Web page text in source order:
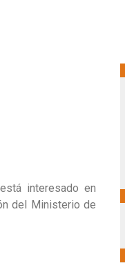
interesado en
del Ministerio de